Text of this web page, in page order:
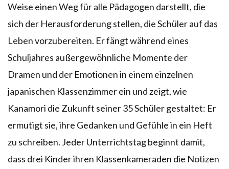
Weise einen Weg für alle Pädagogen darstellt, die
sich der Herausforderung stellen, die Schüler auf das
Leben vorzubereiten. Er fängt während eines
Schuljahres außergewöhnliche Momente der
Dramen und der Emotionen in einem einzelnen
japanischen Klassenzimmer ein und zeigt, wie
Kanamori die Zukunft seiner 35 Schüler gestaltet: Er
ermutigt sie, ihre Gedanken und Gefühle in ein Heft
zu schreiben. Jeder Unterrichtstag beginnt damit,
dass drei Kinder ihren Klassenkameraden die Notizen